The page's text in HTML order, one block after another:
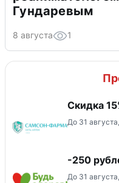
Гундаревым
8 августа 1
Скидка
До 31
-250
До 31